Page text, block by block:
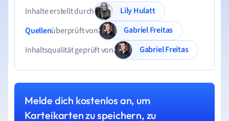
Inhalte erstellt durch
Lily Hulatt
Quellenüberprüft von
Gabriel Freitas
Inhaltsqualität geprüft von
Gabriel Freitas
Melde dich kostenlos an, um
Karteikarten zu speichern, zu